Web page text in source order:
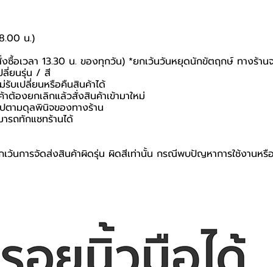
น.)
อเวลา 13.30 น. ของทุกวัน) *ยกเว้นวันหยุดนักขัตฤกษ์ ทางร้านจ
ลี่ยนรุ่น / สี
บเปลี่ยนหรือคืนสินค้าได้
ต้องยกเลิกแล้วสั่งสินค้าเข้ามาใหม่
ตามดุลพินิจของทางร้าน
รถทักแชทร้านได้
ว้นการจัดส่งสินค้าผิดรุ่น ผิดสีเท่านั้น กรณีพบปัญหาการใช้งานหรื